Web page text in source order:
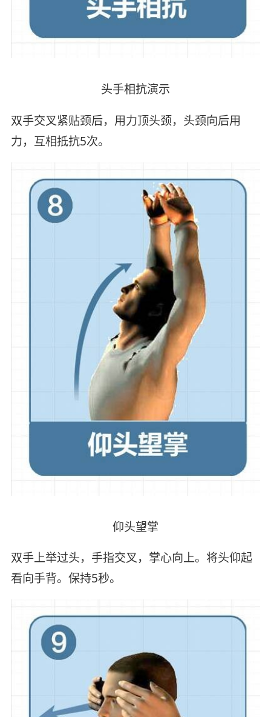
头手相抗演示
双手交叉紧贴颈后，用力顶头颈，头颈向后用
力，互相抵抗5次。
仰头望掌
双手上举过头，手指交叉，掌心向上。将头仰起
看向手背。保持5秒。